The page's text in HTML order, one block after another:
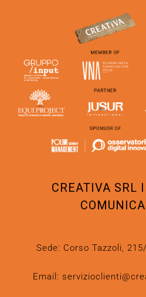
CREATIVA SRL
Sede: Corso Tazzoli,
Email: